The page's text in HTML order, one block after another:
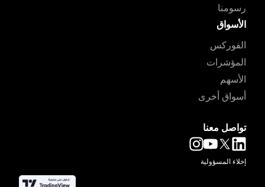
رسومنا
الأسواق
الفوركس
المؤشرات
الأسهم
أسواق أخرى
تواصل معنا
إخلاء المسؤولية